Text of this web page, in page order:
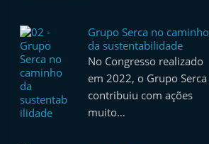
o
m
ó
v
e
Grupo Serca no caminho
da sustentabilidade
No Congresso realizado
em 2022, o Grupo Serca
contribuiu com ações
muito…